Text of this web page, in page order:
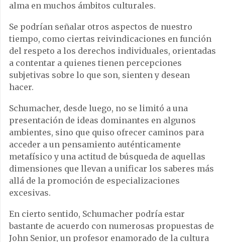
alma en muchos ámbitos culturales.
Se podrían señalar otros aspectos de nuestro
tiempo, como ciertas reivindicaciones en función
del respeto a los derechos individuales, orientadas
a contentar a quienes tienen percepciones
subjetivas sobre lo que son, sienten y desean
hacer.
Schumacher, desde luego, no se limitó a una
presentación de ideas dominantes en algunos
ambientes, sino que quiso ofrecer caminos para
acceder a un pensamiento auténticamente
metafísico y una actitud de búsqueda de aquellas
dimensiones que llevan a unificar los saberes más
allá de la promoción de especializaciones
excesivas.
En cierto sentido, Schumacher podría estar
bastante de acuerdo con numerosas propuestas de
John Senior, un profesor enamorado de la cultura